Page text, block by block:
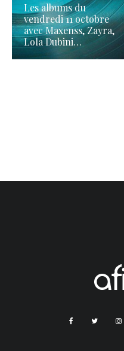
Les albums du
vendredi 11 octobre
avec Maxenss, Zayra,
Lola Dubini…